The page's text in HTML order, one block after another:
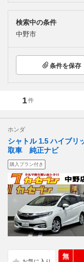
検索中の条件
中野市
条件を保存
1件
ホンダ
シャトル 1.5 ハイブ
取車 純正ナビ
購入プラン付き
無